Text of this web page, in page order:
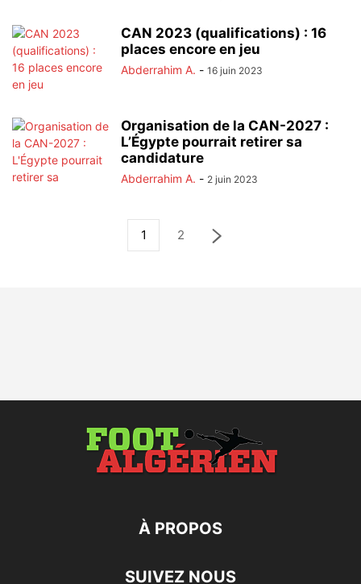
CAN 2023 (qualifications) : 16
places encore en jeu
Abderrahim A. - 16 juin 2023
Organisation de la CAN-2027 :
L’Égypte pourrait retirer sa
candidature
Abderrahim A. - 2 juin 2023
1 2
À PROPOS
SUIVEZ NOUS